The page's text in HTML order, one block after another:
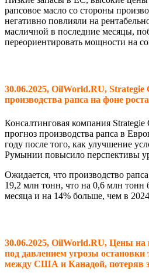
рапсовое масло со стороны
негативно повлияли на
масличной в последние месяцы,
переориентировать мощности на
30.06.2025, OilWorld.RU,
производства рапса на фоне
Консалтинговая компания
прогноз производства рапса в
году после того, как улучшение
Румынии повысило перспективы
Ожидается, что производство
19,2 млн тонн, что на 0,6 млн тонн
месяца и на 14% больше, чем в
30.06.2025, OilWorld.RU, Цены на
под давлением угрозы остановки
между США и Канадой, потеряв